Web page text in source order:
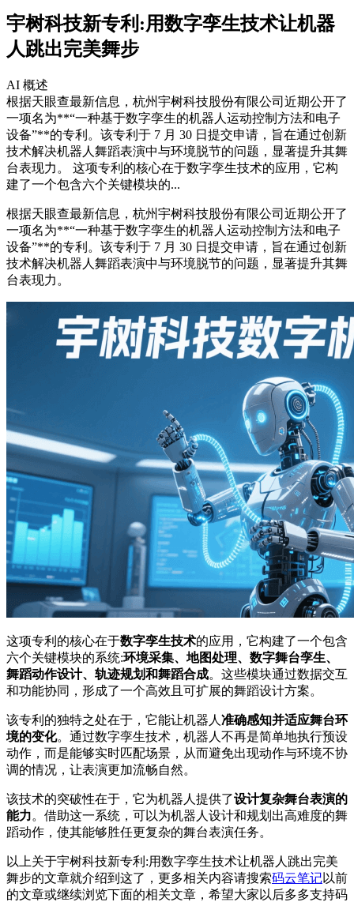
宇树科技新专利:用数字孪生技术让机器
人跳出完美舞步
AI 概述
根据天眼查最新信息，杭州宇树科技股份有限公司近期公开了
一项名为**“一种基于数字孪生的机器人运动控制方法和电子
设备”**的专利。该专利于 7 月 30 日提交申请，旨在通过创新
技术解决机器人舞蹈表演中与环境脱节的问题，显著提升其舞
台表现力。 这项专利的核心在于数字孪生技术的应用，它构
建了一个包含六个关键模块的...
根据天眼查最新信息，杭州宇树科技股份有限公司近期公开了
一项名为**“一种基于数字孪生的机器人运动控制方法和电子
设备”**的专利。该专利于 7 月 30 日提交申请，旨在通过创新
技术解决机器人舞蹈表演中与环境脱节的问题，显著提升其舞
台表现力。
这项专利的核心在于数字孪生技术的应用，它构建了一个包含
六个关键模块的系统:环境采集、地图处理、数字舞台孪生、
舞蹈动作设计、轨迹规划和舞蹈合成。这些模块通过数据交互
和功能协同，形成了一个高效且可扩展的舞蹈设计方案。
该专利的独特之处在于，它能让机器人 准确感知并适应舞台环
境的变化。通过数字孪生技术，机器人不再是简单地执行预设
动作，而是能够实时匹配场景，从而避免出现动作与环境不协
调的情况，让表演更加流畅自然。
该技术的突破性在于，它为机器人提供了设计复杂舞台表演的
能力。借助这一系统，可以为机器人设计和规划出高难度的舞
蹈动作，使其能够胜任更复杂的舞台表演任务。
以上关于宇树科技新专利:用数字孪生技术让机器人跳出完美
舞步的文章就介绍到这了，更多相关内容请搜索码云笔记以前
的文章或继续浏览下面的相关文章，希望大家以后多多支持码